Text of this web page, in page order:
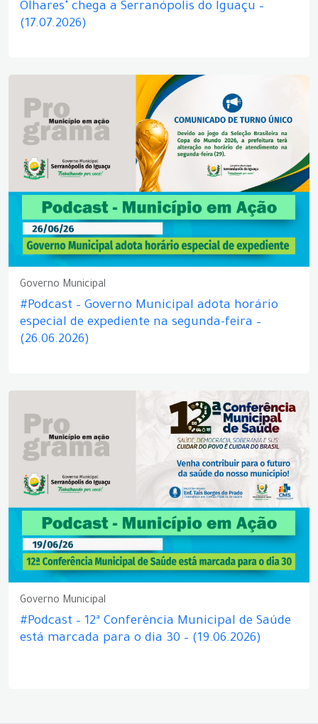
Olhares" chega a Serranópolis do Iguaçu –
(17.07.2026)
Governo Municipal
#Podcast – Governo Municipal adota horário
especial de expediente na segunda-feira –
(26.06.2026)
Governo Municipal
#Podcast – 12ª Conferência Municipal de Saúde
está marcada para o dia 30 – (19.06.2026)